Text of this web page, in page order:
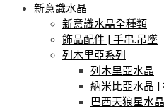
新意識水晶
新意識水晶全種類
飾品配件 | 手串.吊墜
列木里亞系列
列木里亞水晶
納米比亞水晶 |
巴西天狼星水晶